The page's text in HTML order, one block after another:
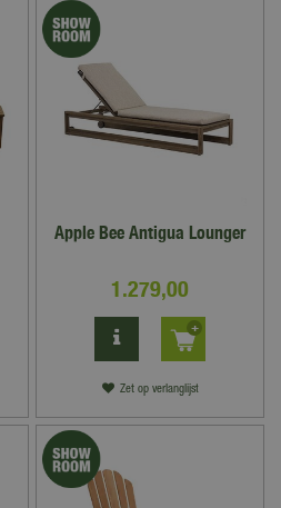
Apple Bee Antigua Lounger
1.279,00
Zet op verlanglijst